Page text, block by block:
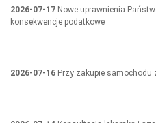
2026-07-17 Nowe uprawnienia
konsekwencje podatkowe
2026-07-16 Przy zakupie samochodu